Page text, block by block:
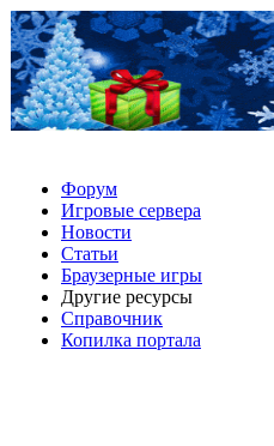
Форум
Игровые сервера
Новости
Статьи
Браузерные игры
Другие ресурсы
Справочник
Копилка портала